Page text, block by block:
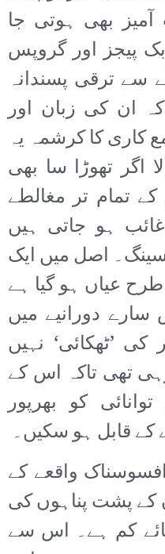
بھی ہوتی جا
پیجز اور گروپس
سے ترقی پسندانہ
ان کی زبان اور
کاری کا کرشمہ یہ
اگر تھوڑا سا بھی
تمام تر مغالطے
ہو جاتی ہیں
اصل میں ایک
عیاں ہو گیا ہے
دورانیے میں
’ٹھکائی‘ نہیں
تھی تاکہ اس کے
کو بھرپور
کے قابل ہو سکیں۔
واقعے کے
کے پشت پناہوں کی
کم ہے۔ اس سے